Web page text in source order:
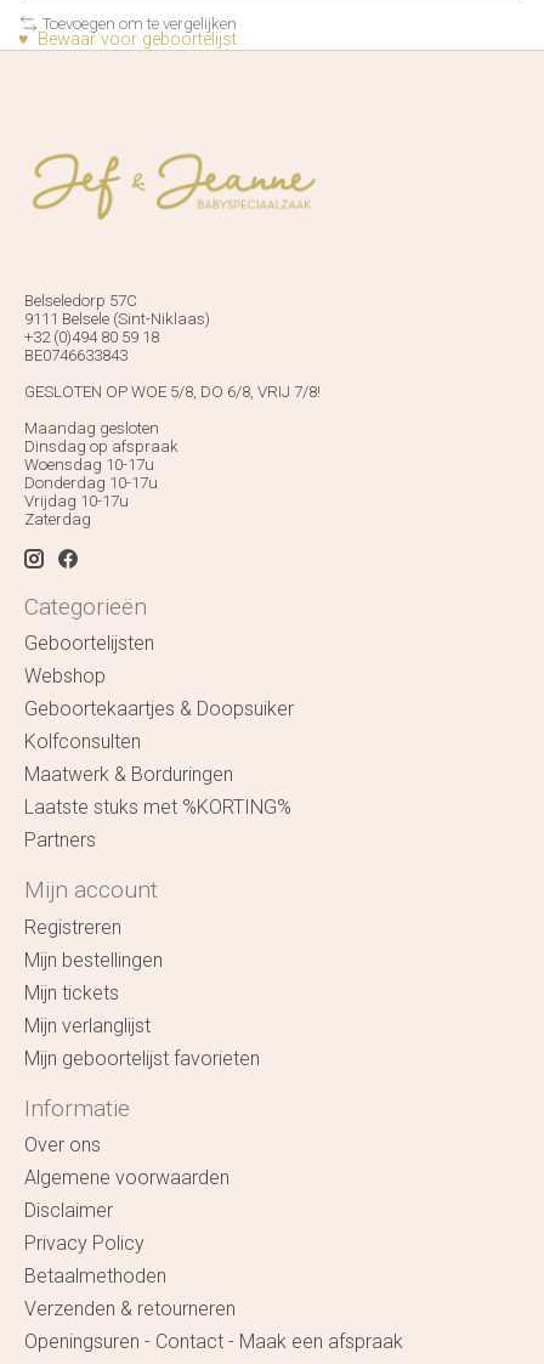
Toevoegen om te vergelijken
♥ Bewaar voor geboortelijst
Belseledorp 57C
9111 Belsele (Sint-Niklaas)
+32 (0)494 80 59 18
BE0746633843
GESLOTEN OP WOE 5/8, DO 6/8, VRIJ 7/8!
Maandag gesloten
Dinsdag op afspraak
Woensdag 10-17u
Donderdag 10-17u
Vrijdag 10-17u
Zaterdag
Categorieën
Geboortelijsten
Webshop
Geboortekaartjes & Doopsuiker
Kolfconsulten
Maatwerk & Borduringen
Laatste stuks met %KORTING%
Partners
Mijn account
Registreren
Mijn bestellingen
Mijn tickets
Mijn verlanglijst
Mijn geboortelijst favorieten
Informatie
Over ons
Algemene voorwaarden
Disclaimer
Privacy Policy
Betaalmethoden
Verzenden & retourneren
Openingsuren - Contact - Maak een afspraak